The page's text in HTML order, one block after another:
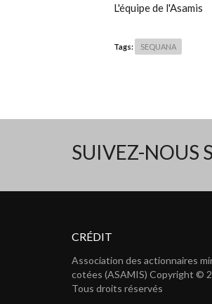
L'équipe de l'Asamis
Tags: SEQUANA
SUIVEZ-NOUS
CRÉDIT
Association des actionnaires
cotées (ASAMIS) Copyright ©
Tous droits réservés